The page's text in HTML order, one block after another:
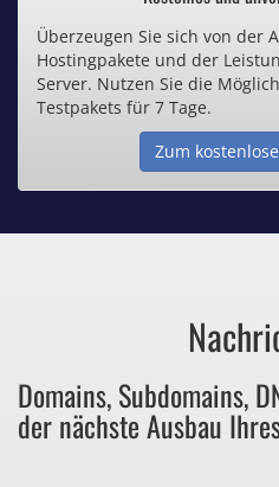
Inklusive
Webspace ab
Günstige
Bezahlen
für Dinge, die sie
Überzeugen Sie sich von der
Hostingpakete und der
Server. Nutzen Sie die
Testpakets für 7 Tage.
Zum
Domains, Subdomains,
der nächste Ausbau